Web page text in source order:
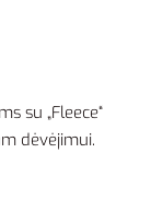
su „Fleece“
dėvėjimui.